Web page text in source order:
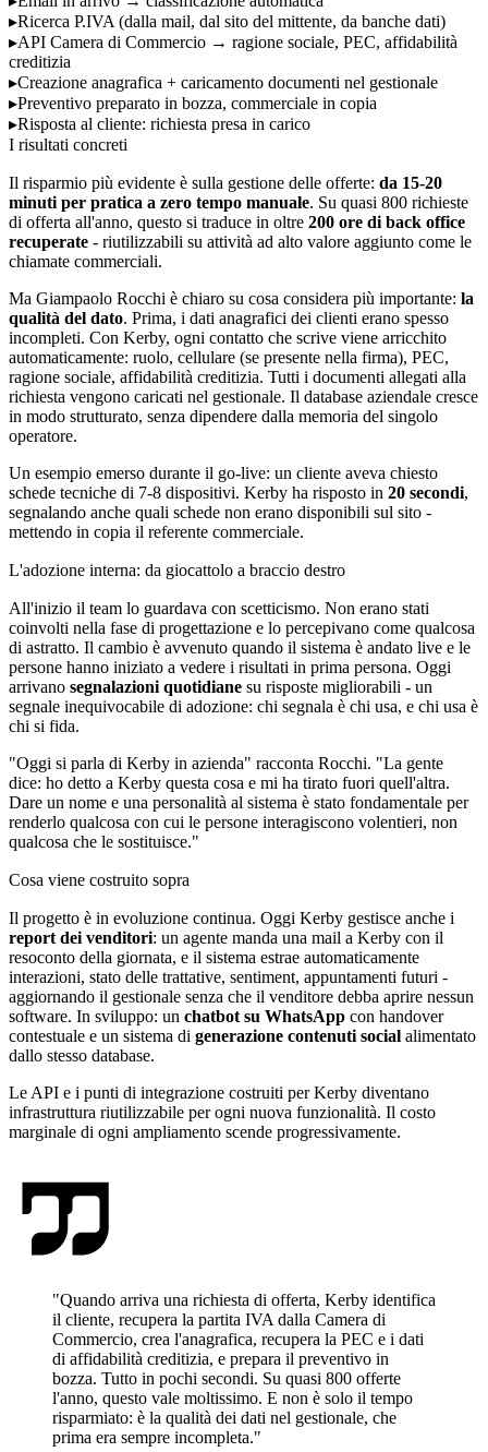
▸Ricerca P.IVA (dalla mail, dal sito del mittente, da banche dati)
▸API Camera di Commercio → ragione sociale, PEC, affidabilità
creditizia
▸Creazione anagrafica + caricamento documenti nel gestionale
▸Preventivo preparato in bozza, commerciale in copia
▸Risposta al cliente: richiesta presa in carico
I risultati concreti
Il risparmio più evidente è sulla gestione delle offerte: da 15-20
minuti per pratica a zero tempo manuale. Su quasi 800 richieste
di offerta all'anno, questo si traduce in oltre 200 ore di back office
recuperate - riutilizzabili su attività ad alto valore aggiunto come le
chiamate commerciali.
Ma Giampaolo Rocchi è chiaro su cosa considera più importante: la
qualità del dato. Prima, i dati anagrafici dei clienti erano spesso
incompleti. Con Kerby, ogni contatto che scrive viene arricchito
automaticamente: ruolo, cellulare (se presente nella firma), PEC,
ragione sociale, affidabilità creditizia. Tutti i documenti allegati alla
richiesta vengono caricati nel gestionale. Il database aziendale cresce
in modo strutturato, senza dipendere dalla memoria del singolo
operatore.
Un esempio emerso durante il go-live: un cliente aveva chiesto
schede tecniche di 7-8 dispositivi. Kerby ha risposto in 20 secondi,
segnalando anche quali schede non erano disponibili sul sito -
mettendo in copia il referente commerciale.
L'adozione interna: da giocattolo a braccio destro
All'inizio il team lo guardava con scetticismo. Non erano stati
coinvolti nella fase di progettazione e lo percepivano come qualcosa
di astratto. Il cambio è avvenuto quando il sistema è andato live e le
persone hanno iniziato a vedere i risultati in prima persona. Oggi
arrivano segnalazioni quotidiane su risposte migliorabili - un
segnale inequivocabile di adozione: chi segnala è chi usa, e chi usa è
chi si fida.
"Oggi si parla di Kerby in azienda" racconta Rocchi. "La gente
dice: ho detto a Kerby questa cosa e mi ha tirato fuori quell'altra.
Dare un nome e una personalità al sistema è stato fondamentale per
renderlo qualcosa con cui le persone interagiscono volentieri, non
qualcosa che le sostituisce."
Cosa viene costruito sopra
Il progetto è in evoluzione continua. Oggi Kerby gestisce anche i
report dei venditori: un agente manda una mail a Kerby con il
resoconto della giornata, e il sistema estrae automaticamente
interazioni, stato delle trattative, sentiment, appuntamenti futuri -
aggiornando il gestionale senza che il venditore debba aprire nessun
software. In sviluppo: un chatbot su WhatsApp con handover
contestuale e un sistema di generazione contenuti social alimentato
dallo stesso database.
Le API e i punti di integrazione costruiti per Kerby diventano
infrastruttura riutilizzabile per ogni nuova funzionalità. Il costo
marginale di ogni ampliamento scende progressivamente.
"Quando arriva una richiesta di offerta, Kerby identifica
il cliente, recupera la partita IVA dalla Camera di
Commercio, crea l'anagrafica, recupera la PEC e i dati
di affidabilità creditizia, e prepara il preventivo in
bozza. Tutto in pochi secondi. Su quasi 800 offerte
l'anno, questo vale moltissimo. E non è solo il tempo
risparmiato: è la qualità dei dati nel gestionale, che
prima era sempre incompleta."